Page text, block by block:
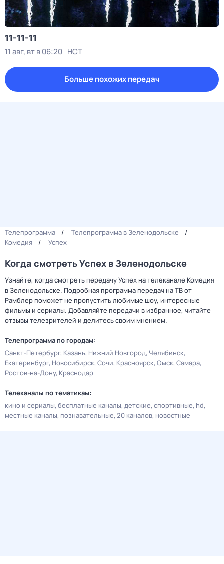
11-11-11
11 авг, вт в 06:20 НСТ
Больше похожих передач
Телепрограмма
Телепрограмма в Зеленодольске
Комедия
Успех
Когда смотреть Успех в Зеленодольске
Узнайте, когда смотреть передачу Успех на телеканале Комедия
в Зеленодольске. Подробная программа передач на ТВ от
Рамблер поможет не пропустить любимые шоу, интересные
фильмы и сериалы. Добавляйте передачи в избранное, читайте
отзывы телезрителей и делитесь своим мнением.
Телепрограмма по городам:
Санкт-Петербург Казань Нижний Новгород Челябинск
Екатеринбург Новосибирск Сочи Красноярск Омск Самара
Ростов-на-Дону Краснодар
Телеканалы по тематикам:
кино и сериалы бесплатные каналы детские спортивные hd
местные каналы познавательные 20 каналов новостные